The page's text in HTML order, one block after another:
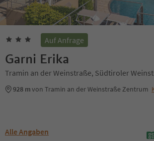
Auf Anfrage
Garni Erika
Tramin an der Weinstraße, Südtiroler
928 mvon Tramin an der Weinstraße Zentrum
Alle Angaben